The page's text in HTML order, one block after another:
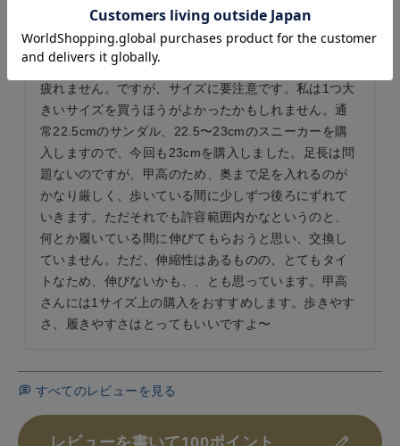
さすがmoonstarだけあり、履き心地はとても良く足も
疲れません。ですが、サイズに要注意です。私は1つ大
きいサイズを買うほうがよかったかもしれません。通
常22.5cmのサンダル、22.5〜23cmのスニーカーを購
入しますので、今回も23cmを購入しました。足長は問
題ないのですが、甲高のため、奥まで足を入れるのが
かなり厳しく、歩いている間に少しずつ後ろにずれて
いきます。ただそれでも許容範囲内かなというのと、
何とか履いている間に伸びてもらおうと思い、交換し
ていません。ただ、伸縮性はあるものの、とてもタイ
トなため、伸びないかも、、とも思っています。甲高
さんには1サイズ上の購入をおすすめします。歩きやす
さ、履きやすさはとってもいいですよ〜
すべてのレビューを見る